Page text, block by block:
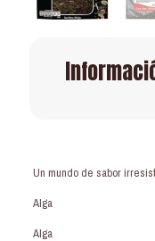
Un mundo de sabor
Alga
Alga